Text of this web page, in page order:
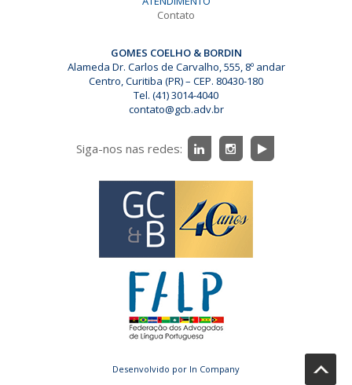
Contato
GOMES COELHO & BORDIN
Alameda Dr. Carlos de Carvalho, 555, 8º andar
Centro, Curitiba (PR) – CEP. 80430-180
Tel. (41) 3014-4040
contato@gcb.adv.br
Siga-nos nas redes:
Desenvolvido por In Company